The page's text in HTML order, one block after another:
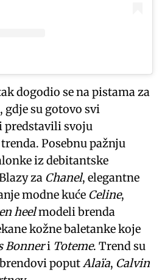
dogodio se na pistama za
gdje su gotovo svi
predstavili svoju
Posebnu pažnju
iz debitantske
za Chanel, elegantne
modne kuće Celine,
heelmodeli brenda
kožne baletanke koje
Bonneri Toteme. Trend su
poputAlaïa, Calvin